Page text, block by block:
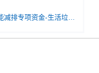
升补贴资金财政专项补助资金分配结果表.pdf